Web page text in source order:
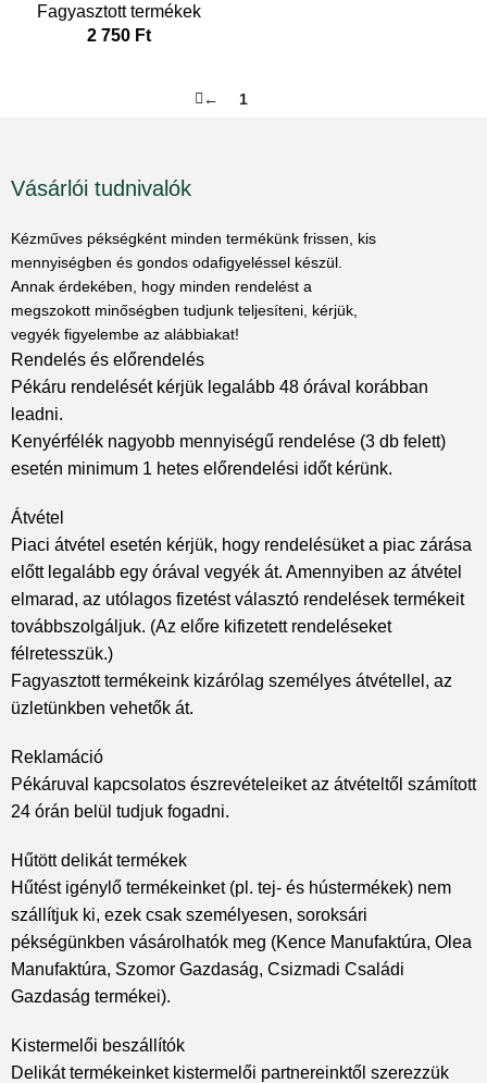
Fagyasztott termékek
2 750 Ft
← 1
Vásárlói tudnivalók
Kézműves pékségként minden termékünk frissen, kis
mennyiségben és gondos odafigyeléssel készül.
Annak érdekében, hogy minden rendelést a
megszokott minőségben tudjunk teljesíteni, kérjük,
vegyék figyelembe az alábbiakat!
Rendelés és előrendelés
Pékáru rendelését kérjük legalább 48 órával korábban
leadni.
Kenyérfélék nagyobb mennyiségű rendelése (3 db felett)
esetén minimum 1 hetes előrendelési időt kérünk.
Átvétel
Piaci átvétel esetén kérjük, hogy rendelésüket a piac zárása
előtt legalább egy órával vegyék át. Amennyiben az átvétel
elmarad, az utólagos fizetést választó rendelések termékeit
továbbszolgáljuk. (Az előre kifizetett rendeléseket
félretesszük.)
Fagyasztott termékeink kizárólag személyes átvétellel, az
üzletünkben vehetők át.
Reklamáció
Pékáruval kapcsolatos észrevételeiket az átvételtől számított
24 órán belül tudjuk fogadni.
Hűtött delikát termékek
Hűtést igénylő termékeinket (pl. tej- és hústermékek) nem
szállítjuk ki, ezek csak személyesen, soroksári
pékségünkben vásárolhatók meg (Kence Manufaktúra, Olea
Manufaktúra, Szomor Gazdaság, Csizmadi Családi
Gazdaság termékei).
Kistermelői beszállítók
Delikát termékeinket kistermelői partnereinktől szerezzük